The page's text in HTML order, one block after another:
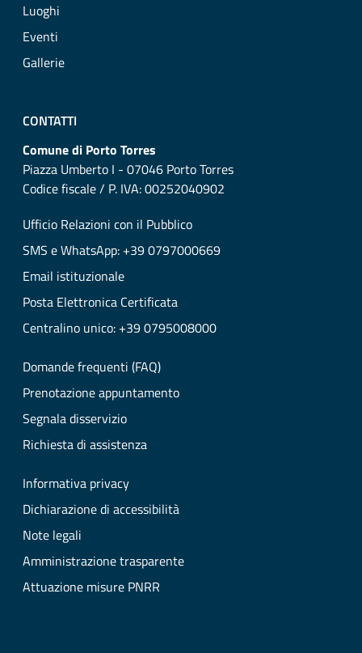
Luoghi
Eventi
Gallerie
CONTATTI
Comune di Porto Torres
Piazza Umberto I - 07046 Porto Torres
Codice fiscale / P. IVA: 00252040902
Ufficio Relazioni con il Pubblico
SMS e WhatsApp: +39 0797000669
Email istituzionale
Posta Elettronica Certificata
Centralino unico: +39 0795008000
Domande frequenti (FAQ)
Prenotazione appuntamento
Segnala disservizio
Richiesta di assistenza
Informativa privacy
Dichiarazione di accessibilità
Note legali
Amministrazione trasparente
Attuazione misure PNRR